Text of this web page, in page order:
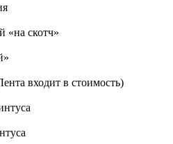
«на скотч»
входит в стоимость)